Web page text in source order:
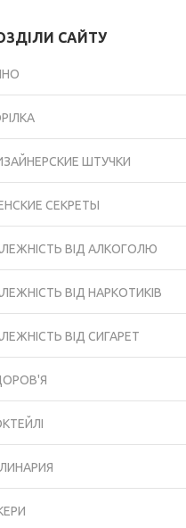
САЙТУ
ШТУЧКИ
СЕКРЕТЫ
ВІД АЛКОГОЛЮ
ВІД НАРКОТИКІВ
ВІД СИГАРЕТ